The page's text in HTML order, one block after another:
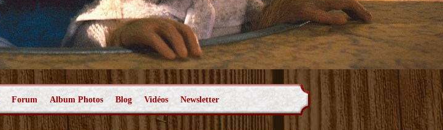
Forum Album Photos Blog Vidéos Newsletter